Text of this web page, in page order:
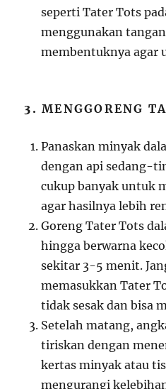
seperti Tater Tots
menggunakan
membentuknya agar
3.MENGGORENG
Panaskan minyak
dengan api sedang-
cukup banyak untuk
agar hasilnya lebih
Goreng Tater Tots
hingga berwarna
sekitar 3-5 menit.
memasukkan Tater
tidak sesak dan bisa
Setelah matang,
tiriskan dengan
kertas minyak atau
mengurangi